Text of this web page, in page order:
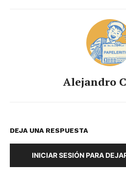
Alejandro
DEJA UNA RESPUESTA
INICIAR SESIÓN PARA